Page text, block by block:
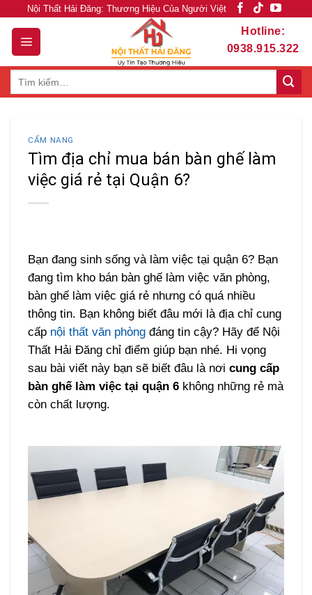
content
Nội Thất Hải Đăng: Thương Hiệu Của Người Việt
Hotline:
0938.915.322
CẨM NANG
Tìm địa chỉ mua bán bàn ghế làm
việc giá rẻ tại Quận 6?
Bạn đang sinh sống và làm việc tại quận 6? Bạn
đang tìm kho bán bàn ghế làm việc văn phòng,
bàn ghế làm việc giá rẻ nhưng có quá nhiều
thông tin. Bạn không biết đâu mới là địa chỉ cung
cấp nội thất văn phòng đáng tin cậy? Hãy để Nội
Thất Hải Đăng chỉ điểm giúp bạn nhé. Hi vọng
sau bài viết này bạn sẽ biết đâu là nơicung cấp
bàn ghế làm việc tại quận 6 không những rẻ mà
còn chất lượng.